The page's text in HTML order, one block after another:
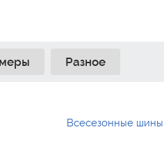
Разное
Всесезонные